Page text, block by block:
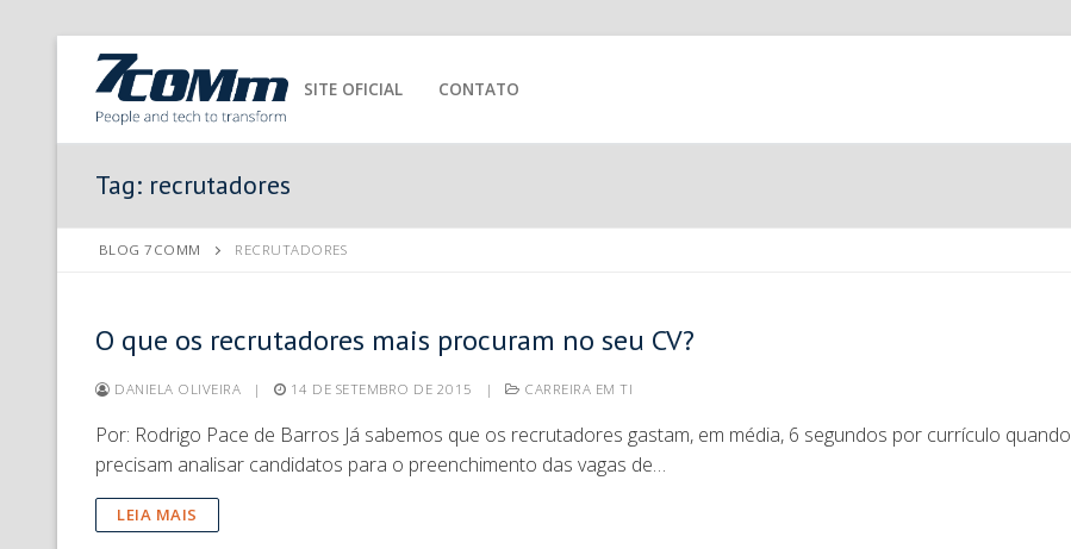
SITE OFICIAL CONTATO
Tag: recrutadores
BLOG 7COMM RECRUTADORES
O que os recrutadores mais procuram no seu CV?
DANIELA OLIVEIRA | 14 DE SETEMBRO DE 2015 | CARREIRA EM TI
Por: Rodrigo Pace de Barros Já sabemos que os recrutadores gastam, em média, 6 segundos por currículo quando
precisam analisar candidatos para o preenchimento das vagas de…
LEIA MAIS